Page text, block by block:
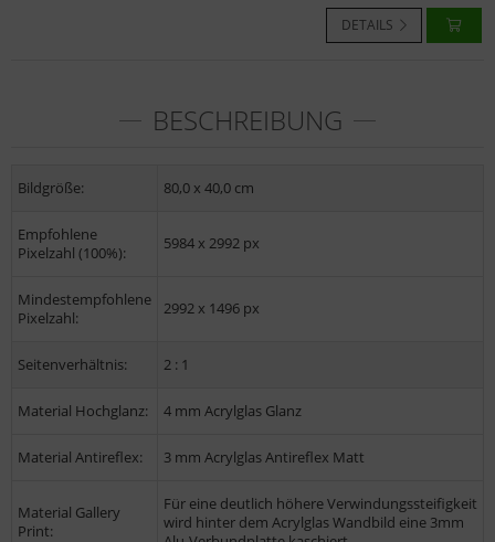
DETAILS
BESCHREIBUNG
Bildgröße: 80,0 x 40,0 cm
Empfohlene
Pixelzahl (100%):
5984 x 2992 px
Mindestempfohlene
Pixelzahl:
2992 x 1496 px
Seitenverhältnis: 2 : 1
Material Hochglanz: 4 mm Acrylglas Glanz
Material Antireflex: 3 mm Acrylglas Antireflex Matt
Material Gallery
Print:
Für eine deutlich höhere Verwindungssteifigkeit
wird hinter dem Acrylglas Wandbild eine 3mm